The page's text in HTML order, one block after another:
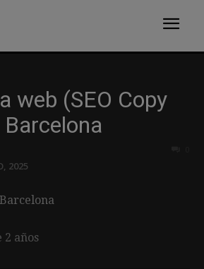
web (SEO Copy
2025
Barcelona
2 años